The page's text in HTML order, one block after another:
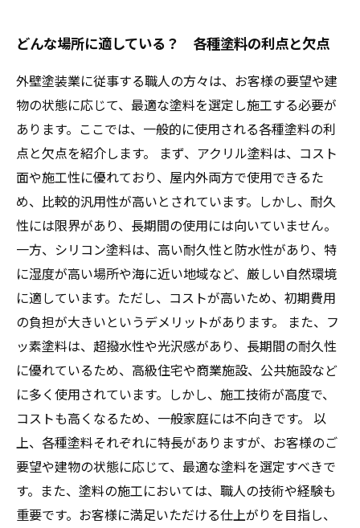
どんな場所に適している？ 各種塗料の利点と欠点
外壁塗装業に従事する職人の方々は、お客様の要望や建
物の状態に応じて、最適な塗料を選定し施工する必要が
あります。ここでは、一般的に使用される各種塗料の利
点と欠点を紹介します。 まず、アクリル塗料は、コスト
面や施工性に優れており、屋内外両方で使用できるた
め、比較的汎用性が高いとされています。しかし、耐久
性には限界があり、長期間の使用には向いていません。
一方、シリコン塗料は、高い耐久性と防水性があり、特
に湿度が高い場所や海に近い地域など、厳しい自然環境
に適しています。ただし、コストが高いため、初期費用
の負担が大きいというデメリットがあります。 また、フ
ッ素塗料は、超撥水性や光沢感があり、長期間の耐久性
に優れているため、高級住宅や商業施設、公共施設など
に多く使用されています。しかし、施工技術が高度で、
コストも高くなるため、一般家庭には不向きです。 以
上、各種塗料それぞれに特長がありますが、お客様のご
要望や建物の状態に応じて、最適な塗料を選定すべきで
す。また、塗料の施工においては、職人の技術や経験も
重要です。お客様に満足いただける仕上がりを目指し、